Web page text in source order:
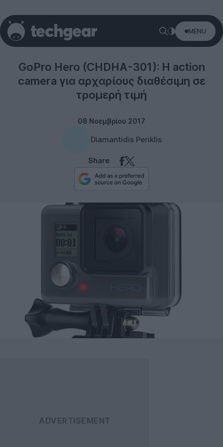
MENU
Photography
GoPro Hero (CHDHA-301): Η action
camera για αρχαρίους διαθέσιμη σε
τρομερή τιμή
08 Νοεμβρίου 2017
Diamantidis Periklis
Share